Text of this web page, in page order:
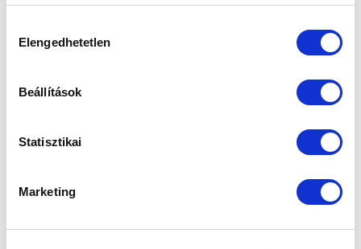
kiválasztása
Elengedhetetlen
Beállítások
Statisztikai
Marketing